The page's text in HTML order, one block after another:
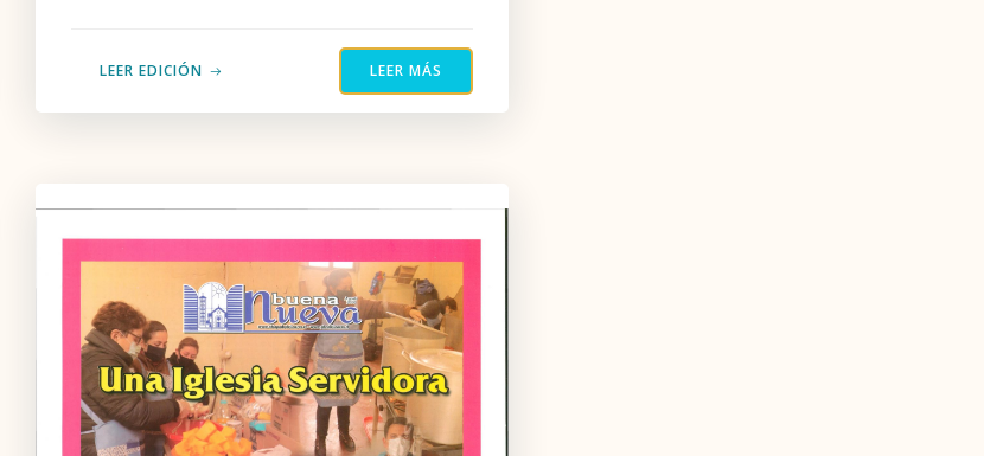
LEER EDICIÓN LEER MÁS